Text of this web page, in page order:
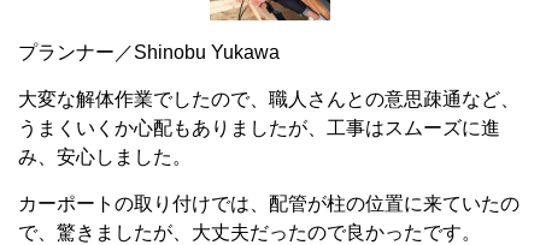
プランナー／Shinobu Yukawa
大変な解体作業でしたので、職人さんとの意思疎通など、
うまくいくか心配もありましたが、工事はスムーズに進
み、安心しました。
カーポートの取り付けでは、配管が柱の位置に来ていたの
で、驚きましたが、大丈夫だったので良かったです。